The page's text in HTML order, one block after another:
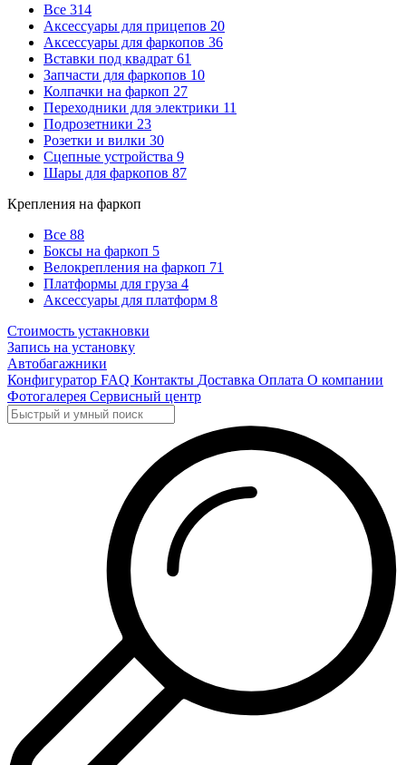
Все 314
Аксессуары для прицепов 20
Аксессуары для фаркопов 36
Вставки под квадрат 61
Запчасти для фаркопов 10
Колпачки на фаркоп 27
Переходники для электрики 11
Подрозетники 23
Розетки и вилки 30
Сцепные устройства 9
Шары для фаркопов 87
Крепления на фаркоп
Все 88
Боксы на фаркоп 5
Велокрепления на фаркоп 71
Платформы для груза 4
Аксессуары для платформ 8
Стоимость устакновки
Запись на установку
Автобагажники
Конфигуратор FAQ Контакты Доставка Оплата О компании
Фотогалерея Сервисный центр